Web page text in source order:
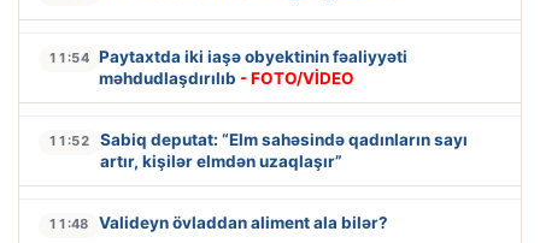
11:54 Paytaxtda iki iaşə obyektinin fəaliyyəti
məhdudlaşdırılıb - FOTO/VİDEO
11:52
Sabiq deputat: “Elm sahəsində qadınların sayı
artır, kişilər elmdən uzaqlaşır”
11:48 Valideyn övladdan aliment ala bilər?